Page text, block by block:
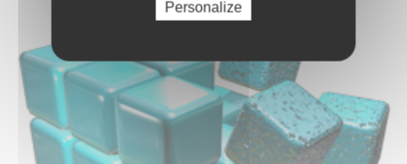
Personalize